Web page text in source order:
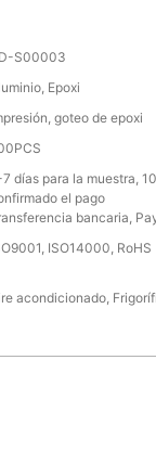
S00003
Epoxi
goteo de epoxi
días para la muestra,
el pago
bancaria,
ISO14000, RoHS
acondicionado,